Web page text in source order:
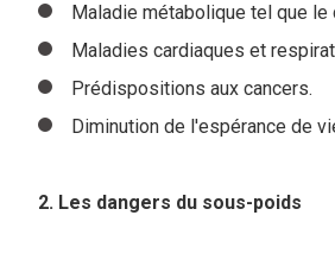
Maladie métabolique tel que le
Maladies cardiaques et
Prédispositions aux cancers.
Diminution de l'espérance de
2. Les dangers du sous-poids